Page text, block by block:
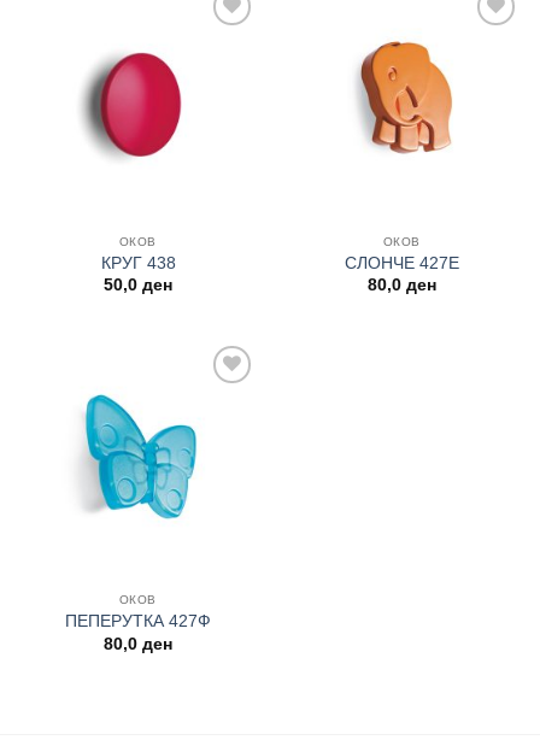
ОКОВ
КРУГ 438
50,0 ден
ОКОВ
СЛОНЧЕ 427Е
80,0 ден
ОКОВ
ПЕПЕРУТКА 427Ф
80,0 ден